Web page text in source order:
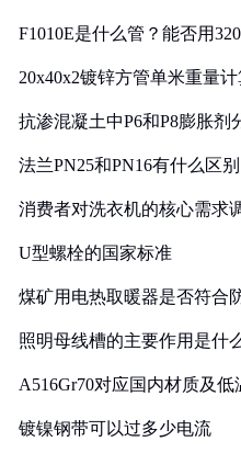
F1010E是什么管？能否用
20x40x2镀锌方管单米重量
抗渗混凝土中P6和P8膨胀剂
法兰PN25和PN16有什么区别
消费者对洗衣机的核心需求
U型螺栓的国家标准
煤矿用电热取暖器是否符合
照明母线槽的主要作用是什
A516Gr70对应国内材质及
镀镍钢带可以过多少电流